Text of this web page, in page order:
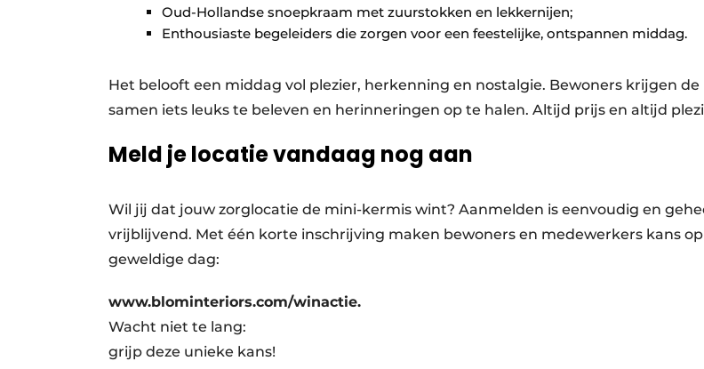
Oud-Hollandse snoepkraam met zuurstokken en lekkernijen;
Enthousiaste begeleiders die zorgen voor een feestelijke, ontspannen middag.
Het belooft een middag vol plezier, herkenning en nostalgie. Bewoners krijgen de
samen iets leuks te beleven en herinneringen op te halen. Altijd prijs en altijd
Meld je locatie vandaag nog aan
Wil jij dat jouw zorglocatie de mini-kermis wint? Aanmelden is eenvoudig en
vrijblijvend. Met één korte inschrijving maken bewoners en medewerkers kans
geweldige dag:
www.blominteriors.com/winactie.
Wacht niet te lang:
grijp deze unieke kans!